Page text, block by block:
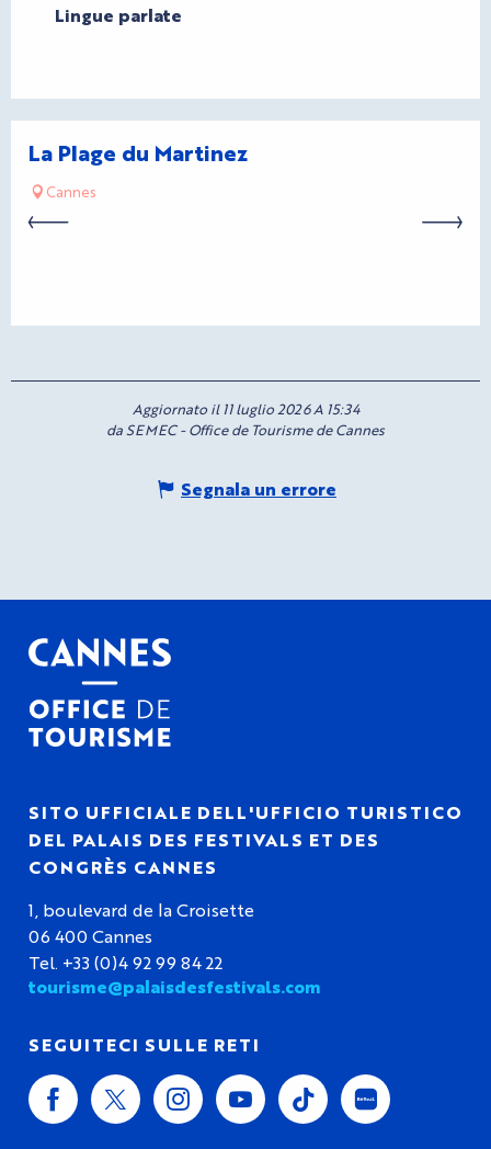
Lingue parlate
Lingue parlate
La Plage du Martinez
Cannes
Aggiornato il 11 luglio 2026 A 15:34
da SEMEC - Office de Tourisme de Cannes
Segnala un errore
SITO UFFICIALE DELL'UFFICIO TURISTICO
DEL PALAIS DES FESTIVALS ET DES
CONGRÈS CANNES
1, boulevard de la Croisette
06 400 Cannes
Tel. +33 (0)4 92 99 84 22
tourisme@palaisdesfestivals.com
SEGUITECI SULLE RETI